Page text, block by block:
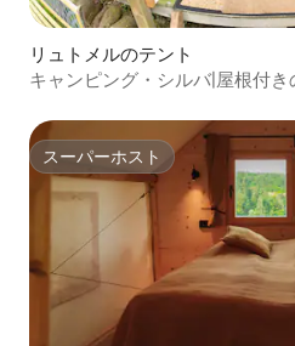
リュトメルのテント
キャンピング・シルバ|屋根付き
スーパーホスト
スーパーホスト